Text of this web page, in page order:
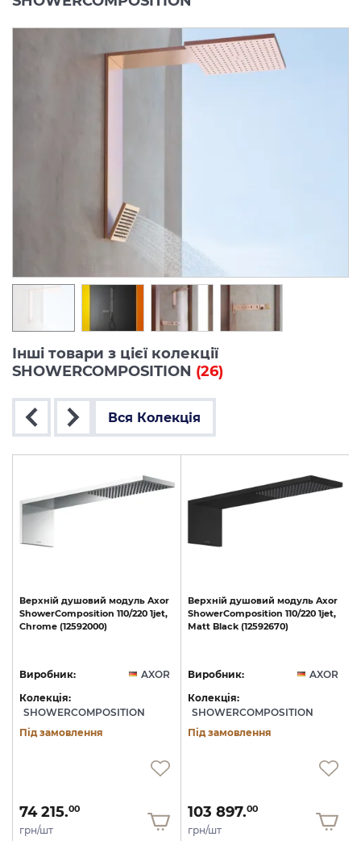
Інші товари з цієї колекції
SHOWERCOMPOSITION (26)
Вся Колекція
Верхній душовий модуль Axor
ShowerComposition 110/220 1jet,
Chrome (12592000)
Виробник:
AXOR
Колекція:
SHOWERCOMPOSITION
Під замовлення
74 215.00
грн/шт
Верхній душовий модуль Axor
ShowerComposition 110/220 1jet,
Matt Black (12592670)
Виробник:
AXOR
Колекція:
SHOWERCOMPOSITION
Під замовлення
103 897.00
грн/шт